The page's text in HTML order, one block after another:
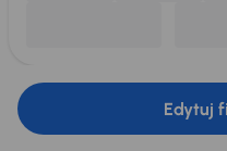
Edytuj